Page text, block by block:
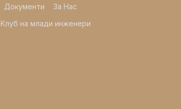
Документи
За Нас
Клуб на млади инженери